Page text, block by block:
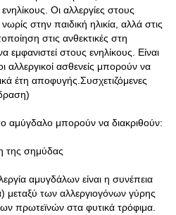
Οι αλλεργίες στους
στην παιδική ηλικία, αλλά στις
στις ανθεκτικές στη
εμφανιστεί στους ενηλίκους. Είναι
ασθενείς μπορούν να
έτη αποφυγής.Συσχετιζόμενες
αμύγδαλο μπορούν να διακριθούν:
της σημύδας
αμυγδάλων είναι η συνέπεια
μεταξύ των αλλεργιογόνων γύρης
πρωτεϊνών στα φυτικά τρόφιμα.